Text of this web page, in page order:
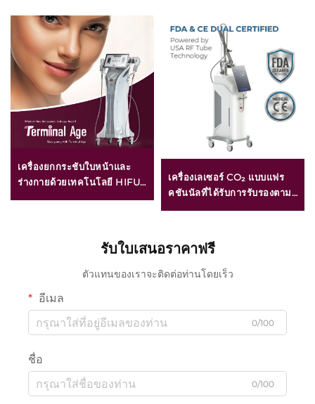
เครื่องยกกระชับใบหน้าและ
ร่างกายด้วยเทคโนโลยี HIFU
ทรงร่างกาย สำหรับผู้ที่มีอายุ
เครื่องเลเซอร์ CO₂ แบบแฟร
คชันนัลที่ได้รับการรับรองตาม
รับใบเสนอราคาฟรี
ตัวแทนของเราจะติดต่อท่านโดยเร็ว
อีเมล
0/100
ชื่อ
0/100